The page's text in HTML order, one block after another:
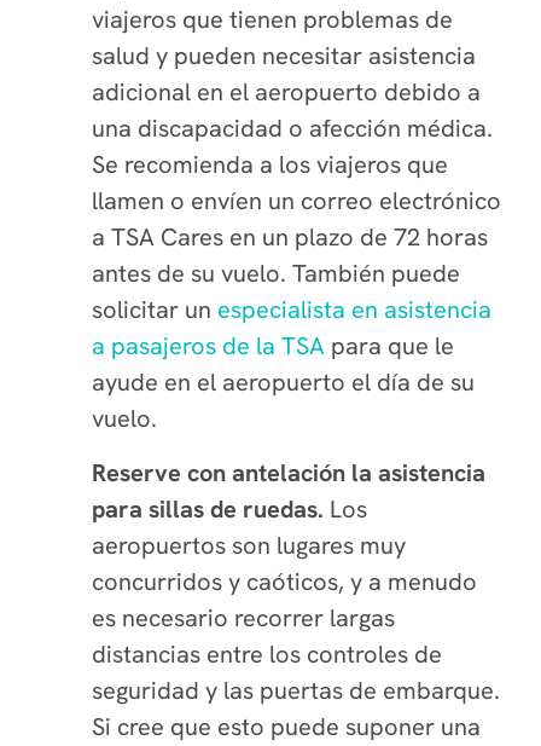
viajeros que tienen problemas de
salud y pueden necesitar asistencia
adicional en el aeropuerto debido a
una discapacidad o afección médica.
Se recomienda a los viajeros que
llamen o envíen un correo electrónico
a TSA Cares en un plazo de 72 horas
antes de su vuelo. También puede
solicitar un especialista en asistencia
a pasajeros de la TSA para que le
ayude en el aeropuerto el día de su
vuelo.
Reserve con antelación la asistencia
para sillas de ruedas. Los
aeropuertos son lugares muy
concurridos y caóticos, y a menudo
es necesario recorrer largas
distancias entre los controles de
seguridad y las puertas de embarque.
Si cree que esto puede suponer una